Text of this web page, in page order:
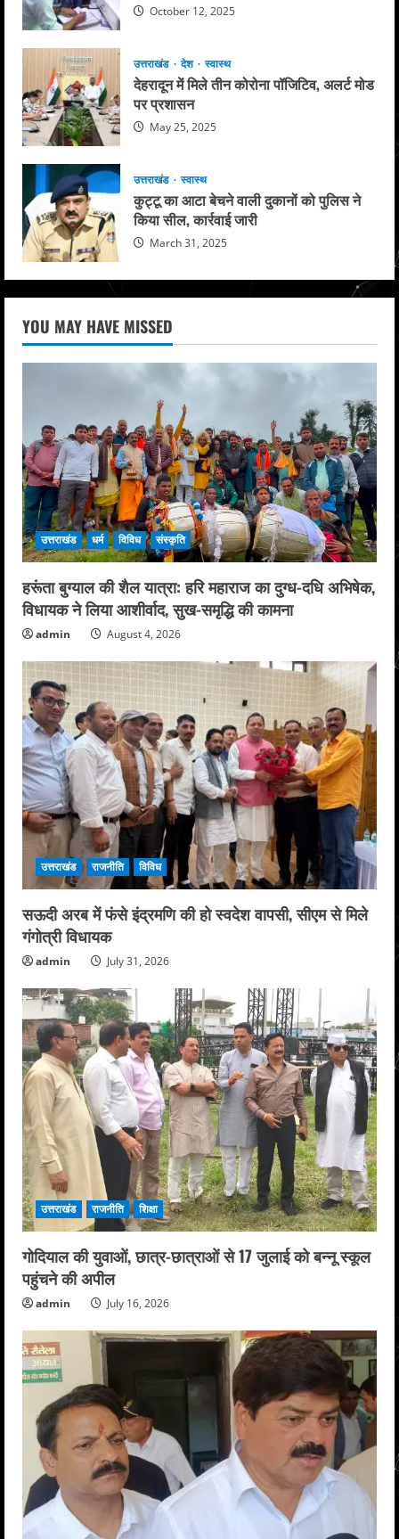
October 12, 2025
उत्तराखंड देश स्वास्थ
देहरादून में मिले तीन कोरोना पॉजिटिव, अलर्ट मोड
पर प्रशासन
May 25, 2025
उत्तराखंड स्वास्थ
कुट्टू का आटा बेचने वाली दुकानों को पुलिस ने
किया सील, कार्रवाई जारी
March 31, 2025
YOU MAY HAVE MISSED
उत्तराखंड धर्म विविध संस्कृति
हरूंता बुग्याल की शैल यात्रा: हरि महाराज का दुग्ध-दधि अभिषेक,
विधायक ने लिया आशीर्वाद, सुख-समृद्धि की कामना
admin August 4, 2026
उत्तराखंड राजनीति विविध
सऊदी अरब में फंसे इंद्रमणि की हो स्वदेश वापसी, सीएम से मिले
गंगोत्री विधायक
admin July 31, 2026
उत्तराखंड राजनीति शिक्षा
गोदियाल की युवाओं, छात्र-छात्राओं से 17 जुलाई को बन्नू स्कूल
पहुंचने की अपील
admin July 16, 2026